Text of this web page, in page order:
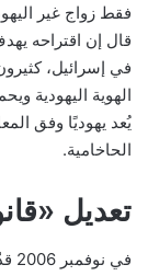
فقط زواج غير
في إسرائيل،
الهوية اليهودية
يُعد يهوديًا وفق
الحاخامية.
تعديل